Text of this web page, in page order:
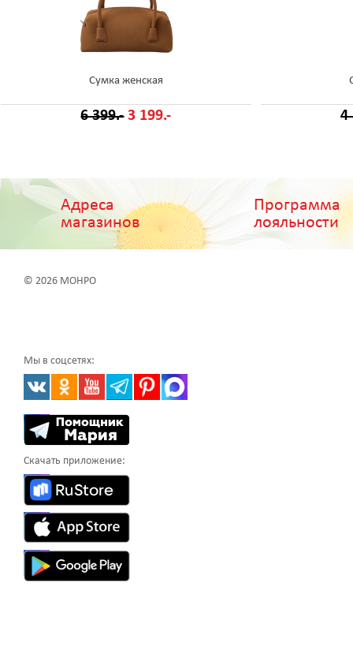
Сумка женская
6 399.- 3 199.- 4
Адреса
магазинов
Программа
лояльности
© 2026 МОНРО
Мы в соцсетях:
Скачать приложение: